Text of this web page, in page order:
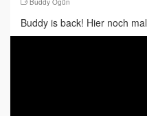
Buddy Ogün
Buddy is back! Hier noch mal